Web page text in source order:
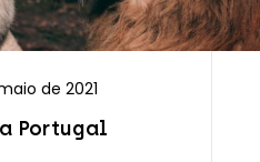
de 2021
Portugal